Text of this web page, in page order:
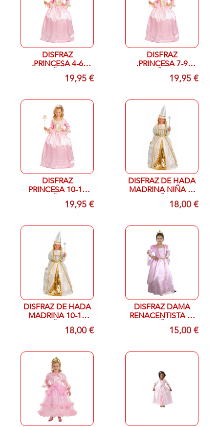
DISFRAZ
.PRINCESA 4-6
AÑOS19,95 €
DISFRAZ
.PRINCESA 7-9
AÑOS19,95 €
DISFRAZ
PRINCESA 10-12
AÑOS19,95 €
DISFRAZ DE HADA
MADRINA NIÑA 7-
9 AÑOS18,00 €
DISFRAZ DE HADA
MADRINA 10-12
AÑOS18,00 €
DISFRAZ DAMA
RENACENTISTA 5-
6 AÑOS15,00 €